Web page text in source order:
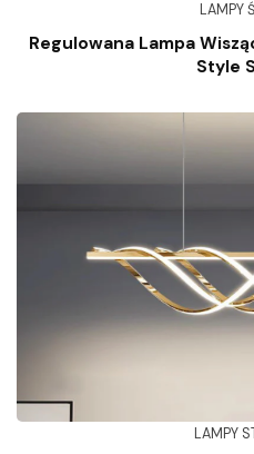
LAMPY
Regulowana Lampa
Style
LAMPY